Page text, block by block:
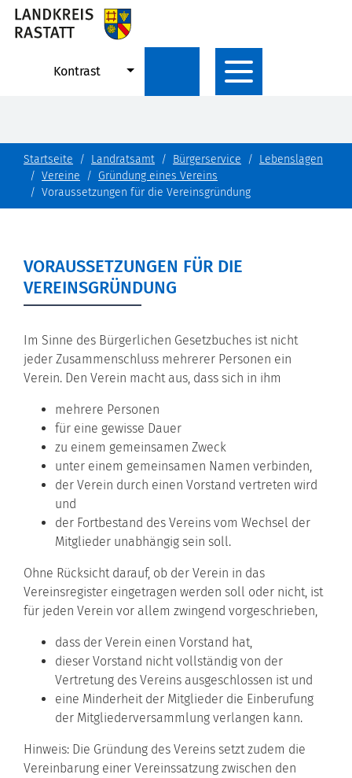
Kontrast
Startseite Landratsamt Bürgerservice
Lebenslagen
Vereine
Gründung eines Vereins
Voraussetzungen für die Vereinsgründung
VORAUSSETZUNGEN FÜR DIE
VEREINSGRÜNDUNG
Im Sinne des Bürgerlichen Gesetzbuches ist nicht
jeder Zusammenschluss mehrerer Personen ein
Verein. Den Verein macht aus, dass sich in ihm
mehrere Personen
für eine gewisse Dauer
zu einem gemeinsamen Zweck
unter einem gemeinsamen Namen verbinden,
der Verein durch einen Vorstand vertreten wird
und
der Fortbestand des Vereins vom Wechsel der
Mitglieder unabhängig sein soll.
Ohne Rücksicht darauf, ob der Verein in das
Vereinsregister eingetragen werden soll oder nicht, ist
für jeden Verein vor allem zwingend vorgeschrieben,
dass der Verein einen Vorstand hat,
dieser Vorstand nicht vollständig von der
Vertretung des Vereins ausgeschlossen ist und
eine Minderheit der Mitglieder die Einberufung
der Mitgliederversammlung verlangen kann.
Hinweis: Die Gründung des Vereins setzt zudem die
Vereinbarung einer Vereinssatzung zwischen den